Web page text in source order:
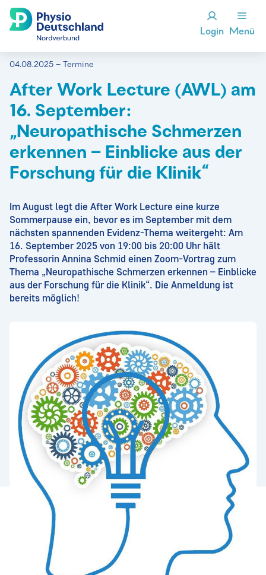
Login Menü
04.08.2025 – Termine
After Work Lecture (AWL) am
16. September:
„Neuropathische Schmerzen
erkennen – Einblicke aus der
Forschung für die Klinik“
Im August legt die After Work Lecture eine kurze
Sommerpause ein, bevor es im September mit dem
nächsten spannenden Evidenz-Thema weitergeht: Am
16. September 2025 von 19:00 bis 20:00 Uhr hält
Professorin Annina Schmid einen Zoom-Vortrag zum
Thema „Neuropathische Schmerzen erkennen – Einblicke
aus der Forschung für die Klinik“. Die Anmeldung ist
bereits möglich!